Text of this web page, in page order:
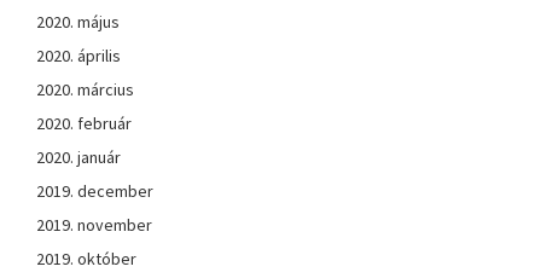
2020. május
2020. április
2020. március
2020. február
2020. január
2019. december
2019. november
2019. október